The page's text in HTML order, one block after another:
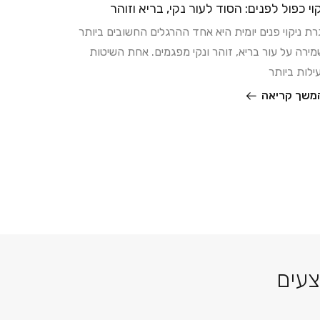
כפול לפנים: הסוד לעור נקי, בריא וזוהר
ניקוי פנים יומית היא אחד ההרגלים החשובים ביותר
על עור בריא, זוהר ונקי מפגמים. אחת השיטות
ביותר
קריאה